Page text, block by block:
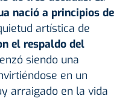
nació a principios de
artística de
el respaldo del
siendo una
en un
arraigado en la vida